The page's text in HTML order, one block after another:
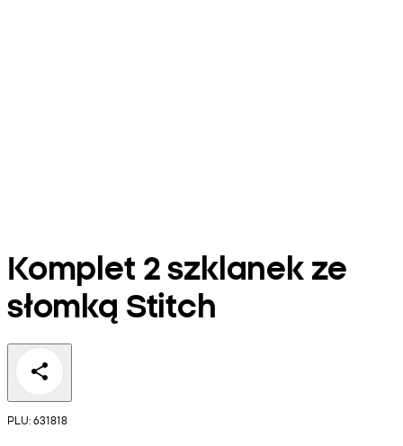
Komplet 2 szklanek ze
słomką Stitch
PLU: 631818